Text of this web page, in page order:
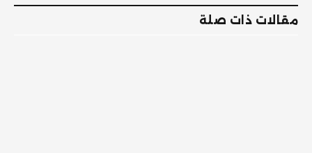
مقالات ذات صلة